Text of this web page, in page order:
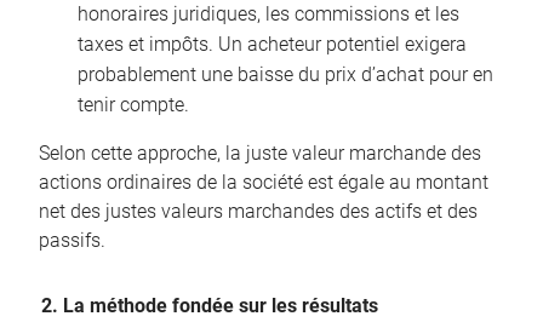
honoraires juridiques, les commissions et les
taxes et impôts. Un acheteur potentiel exigera
probablement une baisse du prix d’achat pour en
tenir compte.
Selon cette approche, la juste valeur marchande des
actions ordinaires de la société est égale au montant
net des justes valeurs marchandes des actifs et des
passifs.
2. La méthode fondée sur les résultats